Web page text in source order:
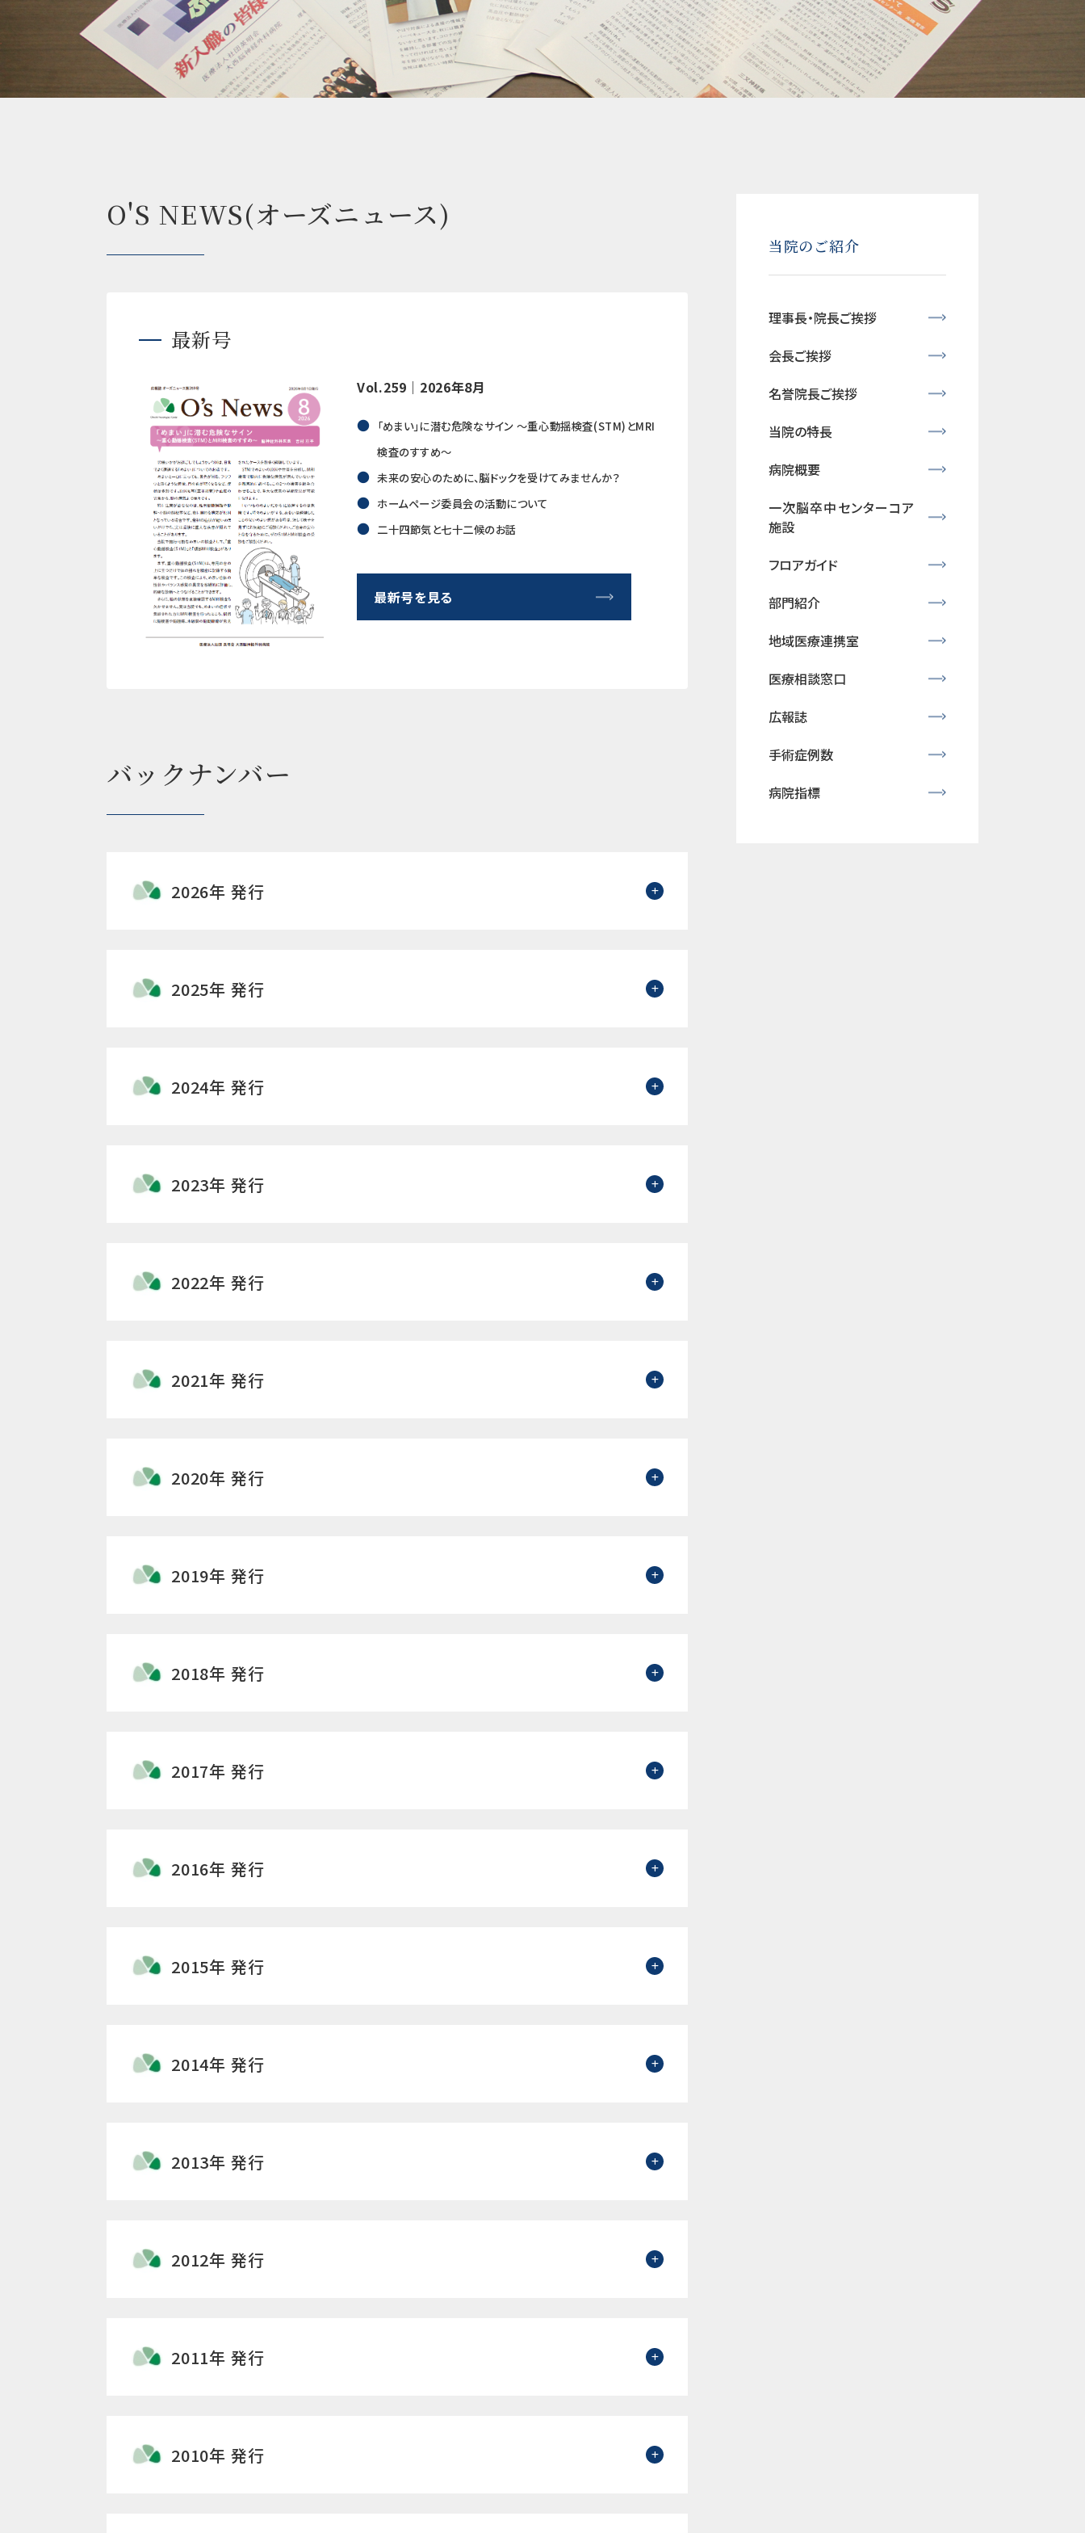
O'S NEWS(オーズニュース)
最新号
Vol.259｜2026年8月
「めまい」に潜む危険なサイン ～重心動揺検査(STM)とMRI
検査のすすめ～
未来の安心のために、脳ドックを受けてみませんか？
ホームページ委員会の活動について
二十四節気と七十二候のお話
最新号を見る
バックナンバー
2026年 発行
2025年 発行
2024年 発行
2023年 発行
2022年 発行
2021年 発行
2020年 発行
2019年 発行
2018年 発行
2017年 発行
2016年 発行
2015年 発行
2014年 発行
2013年 発行
2012年 発行
2011年 発行
2010年 発行
当院のご紹介
理事長・院長ご挨拶
会長ご挨拶
名誉院長ご挨拶
当院の特長
病院概要
一次脳卒中センターコア
施設
フロアガイド
部門紹介
地域医療連携室
医療相談窓口
広報誌
手術症例数
病院指標